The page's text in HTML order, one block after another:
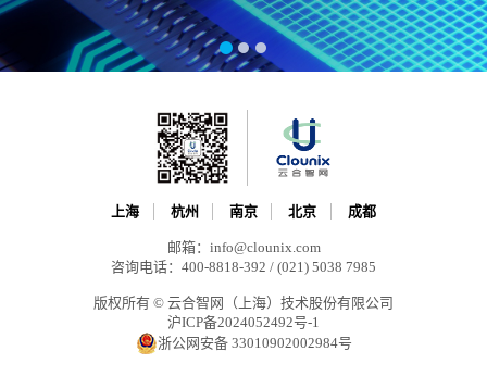
上海 杭州 南京 北京 成都
邮箱：info@clounix.com
咨询电话：400-8818-392 / (021) 5038 7985
版权所有 © 云合智网（上海）技术股份有限公司
沪ICP备2024052492号-1
浙公网安备 33010902002984号